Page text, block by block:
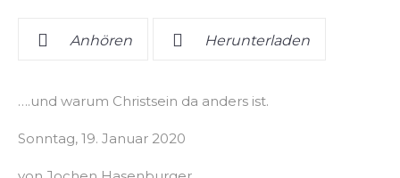
Anhören Herunterladen
….und warum Christsein da anders ist.
Sonntag, 19. Januar 2020